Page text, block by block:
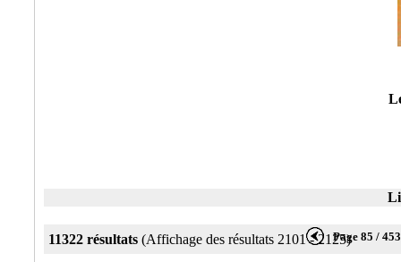
11322 résultats (Affichage des résultats 2101 - 2125)Page 85 / 453